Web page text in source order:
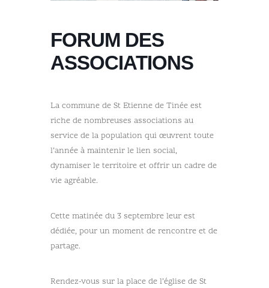
FORUM DES
ASSOCIATIONS
La commune de St Etienne de Tinée est
riche de nombreuses associations au
service de la population qui œuvrent toute
l’année à maintenir le lien social,
dynamiser le territoire et offrir un cadre de
vie agréable.
Cette matinée du 3 septembre leur est
dédiée, pour un moment de rencontre et de
partage.
Rendez-vous sur la place de l’église de St